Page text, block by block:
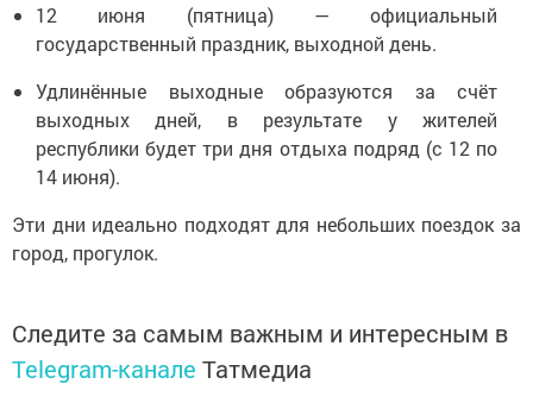
12 июня (пятница) — официальный
государственный праздник, выходной день.
Удлинённые выходные образуются за счёт
выходных дней, в результате у жителей
республики будет три дня отдыха подряд (с 12 по
14 июня).
Эти дни идеально подходят для небольших поездок за
город, прогулок.
Следите за самым важным и интересным в
Telegram-канале Татмедиа